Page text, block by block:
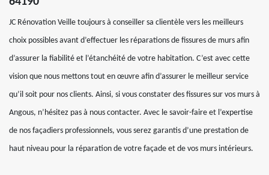
JC Rénovation Veille toujours à conseiller sa clientèle vers les meilleurs
choix possibles avant d’effectuer les réparations de fissures de murs afin
d’assurer la fiabilité et l’étanchéité de votre habitation. C’est avec cette
vision que nous mettons tout en œuvre afin d’assurer le meilleur service
qu’il soit pour nos clients. Ainsi, si vous constater des fissures sur vos murs à
Angous, n’hésitez pas à nous contacter. Avec le savoir-faire et l’expertise
de nos façadiers professionnels, vous serez garantis d’une prestation de
haut niveau pour la réparation de votre façade et de vos murs intérieurs.